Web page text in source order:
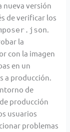
nueva versión
de verificar los
.
la
con la imagen
en un
a producción.
de
producción
usuarios
problemas